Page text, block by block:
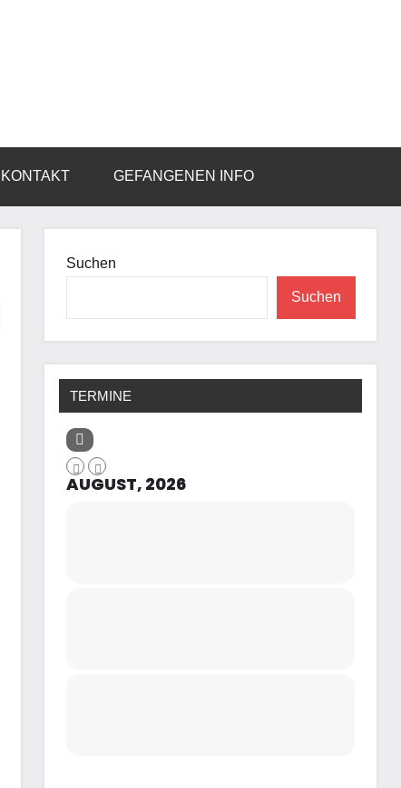
KONTAKT GEFANGENEN INFO
Suchen
Suchen
TERMINE
AUGUST, 2026